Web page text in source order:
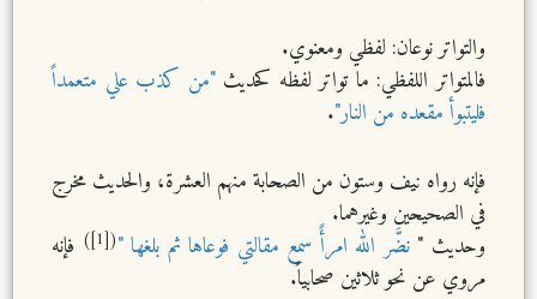
والتواتر نوعان: لفظي ومعنوي.
فالمتواتر اللفظي: ما تواتر لفظه كحديث"من كذب علي متعمداً
فليتبوأ مقعده من النار".
فإنه رواه نيف وستون من الصحابة منهم العشرة، والحديث مخرج
في الصحيحين وغيرهما.
وحديث "نضَّر الله امرأً سمع مقالتي فوعاها ثم بلغها "([1])
فإنه
مروي عن نحو ثلاثين صحابياً.